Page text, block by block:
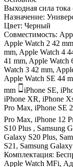
Выходная сила
Назначение:
Цвет: Черный
Совместимость:
Apple Watch 2 42
mm, Apple Watch 4
41 mm, Apple Watch
Watch 3 42 mm,
Apple Watch SE 44
mm
iPhone SE,
iPhone XR, iPhone
Pro Max, iPhone SE
Pro Max, iPhone 12
S10 Plus , Samsung
Galaxy S20 Plus,
S21, Samsung
Комплектация:
Apple Watch MFi,